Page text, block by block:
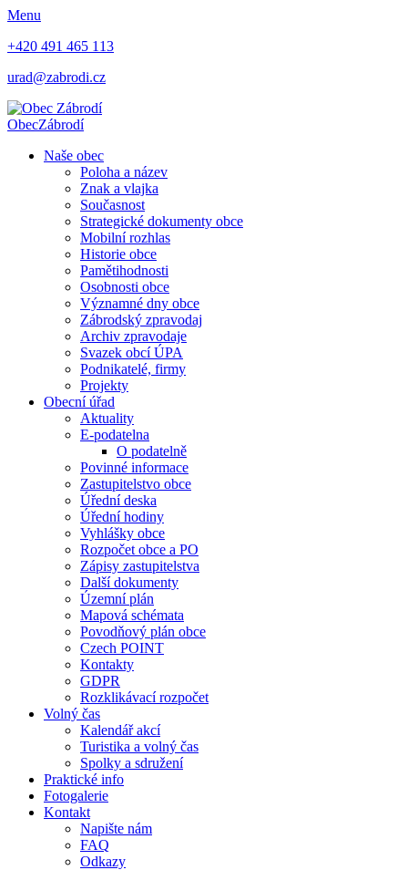
Menu
+420 491 465 113
urad@zabrodi.cz
ObecZábrodí
Naše obec
Poloha a název
Znak a vlajka
Současnost
Strategické dokumenty obce
Mobilní rozhlas
Historie obce
Pamětihodnosti
Osobnosti obce
Významné dny obce
Zábrodský zpravodaj
Archiv zpravodaje
Svazek obcí ÚPA
Podnikatelé, firmy
Projekty
Obecní úřad
Aktuality
E-podatelna
O podatelně
Povinné informace
Zastupitelstvo obce
Úřední deska
Úřední hodiny
Vyhlášky obce
Rozpočet obce a PO
Zápisy zastupitelstva
Další dokumenty
Územní plán
Mapová schémata
Povodňový plán obce
Czech POINT
Kontakty
GDPR
Rozklikávací rozpočet
Volný čas
Kalendář akcí
Turistika a volný čas
Spolky a sdružení
Praktické info
Fotogalerie
Kontakt
Napište nám
FAQ
Odkazy